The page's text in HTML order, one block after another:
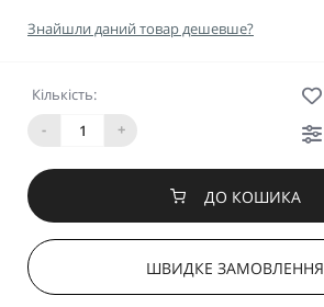
Знайшли даний товар дешевше?
Кількість:
-
+
ДО КОШИКА
ШВИДКЕ ЗАМОВЛЕННЯ